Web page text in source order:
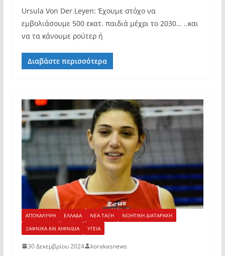
Ursula Von Der Leyen: Έχουμε στόχο να
εμβολιάσουμε 500 εκατ. παιδιά μέχρι το 2030… ..και
να τα κάνουμε ρούτερ ή
Διαβάστε περισσότερα
ΑΠΟΚΑΛΥΨΗ ΕΛΛΑΔΑ ΝΕΑ ΤΑΞΗ
ΝΟΗΤΙΚΗ ΔΙΑΤΑΡΑΧΗ
ΞΑΦΝΙΚΑ ΚΑΙ ΑΙΦΝΙΔΙΑ
ΥΓΕΙΑ
30 Δεκεμβρίου 2024 korakasnews